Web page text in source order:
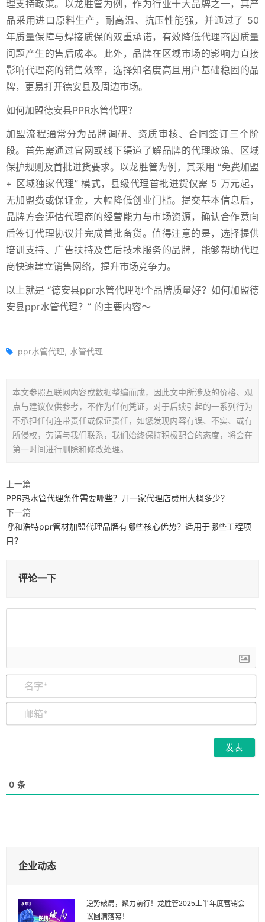
理支持政策。以龙胜管为例，作为行业十大品牌之一，其产
品采用进口原料生产，耐高温、抗压性能强，并通过了 50
年质量保障与焊接质保的双重承诺，有效降低代理商因质量
问题产生的售后成本。此外，品牌在区域市场的影响力直接
影响代理商的销售效率，选择知名度高且用户基础稳固的品
牌，更易打开德安县及周边市场。
如何加盟德安县PPR水管代理？
加盟流程通常分为品牌调研、资质审核、合同签订三个阶
段。首先需通过官网或线下渠道了解品牌的代理政策、区域
保护规则及首批进货要求。以龙胜管为例，其采用 “免费加盟
+ 区域独家代理” 模式，县级代理首批进货仅需 5 万元起，
无加盟费或保证金，大幅降低创业门槛。提交基本信息后，
品牌方会评估代理商的经营能力与市场资源，确认合作意向
后签订代理协议并完成首批备货。值得注意的是，选择提供
培训支持、广告扶持及售后技术服务的品牌，能够帮助代理
商快速建立销售网络，提升市场竞争力。
以上就是 “德安县ppr水管代理哪个品牌质量好？如何加盟德
安县ppr水管代理？” 的主要内容～
ppr水管代理 水管代理
本文参照互联网内容或数据整编而成，因此文中所涉及的价格、观
点与建议仅供参考，不作为任何凭证，对于后续引起的一系列行为
不承担任何连带责任或保证责任，如您发现内容有误、不实、或有
所侵权，劳请与我们联系，我们始终保持积极配合的态度，将会在
第一时间进行删除和修改处理。
上一篇
PPR热水管代理条件需要哪些？开一家代理店费用大概多少？
下一篇
呼和浩特ppr管材加盟代理品牌有哪些核心优势？适用于哪些工程项
目？
评论一下
*
0 条
企业动态
逆势破局，聚力前行！龙胜管2025上半年度营销会
议圆满落幕！